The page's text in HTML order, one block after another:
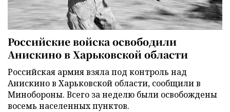
Российские войска освободили
Анискино в Харьковской области
Российская армия взяла под контроль над
Анискино в Харьковской области, сообщили в
Минобороны. Всего за неделю были освобождены
восемь населенных пунктов.